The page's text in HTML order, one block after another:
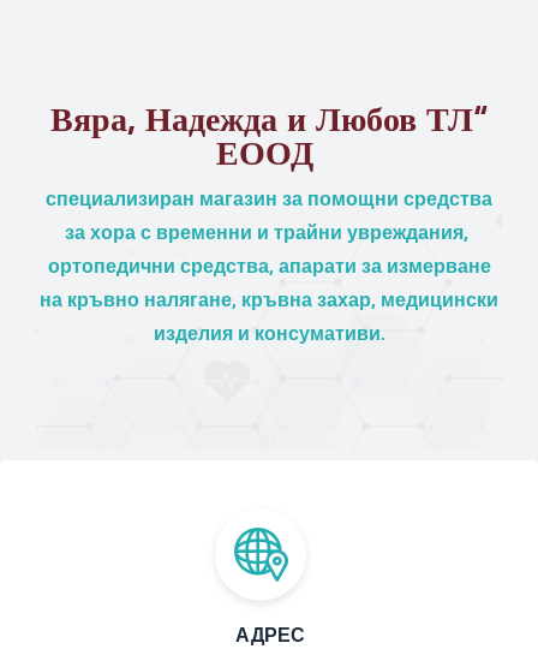
Вяра, Надежда и Любов ТЛ“
ЕООД
специализиран магазин за помощни средства
за хора с временни и трайни увреждания,
ортопедични средства, апарати за измерване
на кръвно налягане, кръвна захар, медицински
изделия и консумативи.
АДРЕС